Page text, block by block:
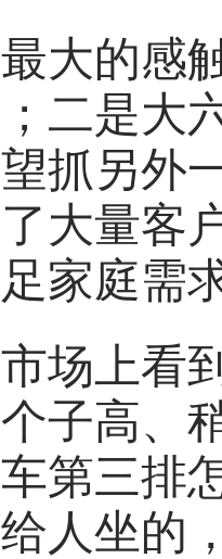
的感触
二是大
抓另外
大量客
家庭需
上看到
子高、
第三排
人坐的